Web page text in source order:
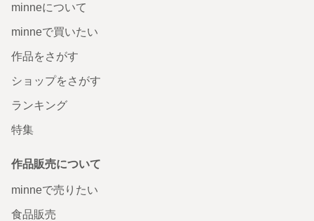
minneについて
minneで買いたい
作品をさがす
ショップをさがす
ランキング
特集
作品販売について
minneで売りたい
食品販売